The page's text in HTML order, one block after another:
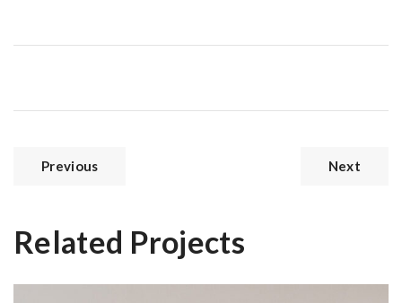
Previous Next
Related Projects